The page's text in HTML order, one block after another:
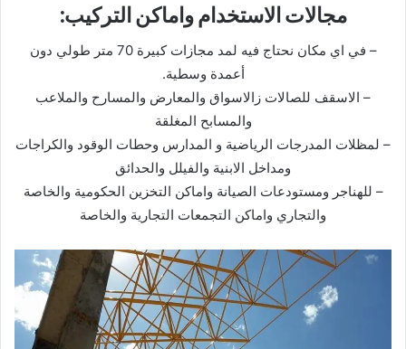
مجالات الاستخدام واماكن التركيب:
– في اي مكان نحتاج فيه لمد مجازات كبيرة 70 متر طولي دون
أعمدة وسطية.
– الاسقف للصالات زالاسواق والمعارض والمسارح والملاعب
والمسابح المغلقة
– لمظلات المدرجات الرياضية و المدارس وحطات الوقود والكراجات
ومداخل الابنية والفيلل والحدائق
– للهناجر ومستودعات الصيانة واماكن التخزين الحكومية والخاصة
والتجاري واماكن التجمعات التجارية والخاصة